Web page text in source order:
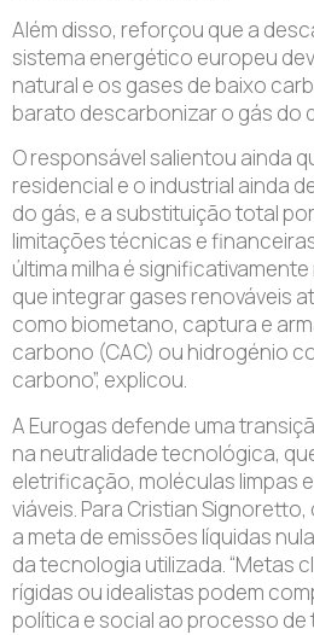
Além disso, reforçou que a
sistema energético europeu
natural e os gases de baixo
barato descarbonizar o gás do
O responsável salientou ainda
residencial e o industrial ainda
do gás, e a substituição total
limitações técnicas e
última milha é
que integrar gases renováveis
como biometano, captura e
carbono (CAC) ou hidrogénio
carbono”, explicou.
A Eurogas defende uma
na neutralidade tecnológica,
eletrificação, moléculas limpas
viáveis. Para Cristian
a meta de emissões líquidas
da tecnologia utilizada. “Metas
rígidas ou idealistas podem
política e social ao processo de